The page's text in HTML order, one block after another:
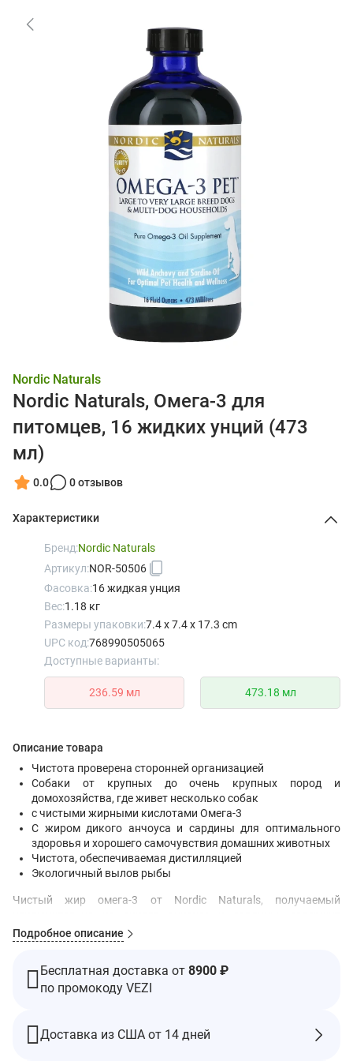
Nordic Naturals
Nordic Naturals, Омега-3 для
питомцев, 16 жидких унций (473
мл)
0.0 0 отзывов
Характеристики
Бренд:Nordic Naturals
Артикул:NOR-50506
Фасовка:16 жидкая унция
Вес:1.18 кг
Размеры упаковки:7.4 x 7.4 x 17.3 cm
UPC код:768990505065
Доступные варианты:
236.59 мл 473.18 мл
Описание товара
Чистота проверена сторонней организацией
Собаки от крупных до очень крупных пород и
домохозяйства, где живет несколько собак
с чистыми жирными кислотами Омега-3
С жиром дикого анчоуса и сардины для оптимального
здоровья и хорошего самочувствия домашних животных
Чистота, обеспечиваемая дистилляцией
Экологичный вылов рыбы
Чистый жир омега-3 от Nordic Naturals, получаемый
важные жирные кислоты Омега-3 ЭПК и ДГК, которые
оказывают положительное влияние на кожу, шерсть, суставы,
последующую работу.
Жиры Nordic Naturals подвергаются дистилляции для
международных стандартов чистоты и свежести
(Европейская фармакопея и Всемирная организация
Подробное описание
Бесплатная доставка от 8900 ₽
по промокоду VEZI
Доставка из США от 14 дней